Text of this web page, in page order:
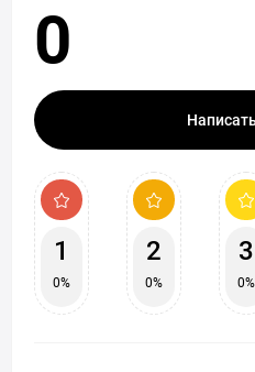
0
1
0%
2
0%
3
0%